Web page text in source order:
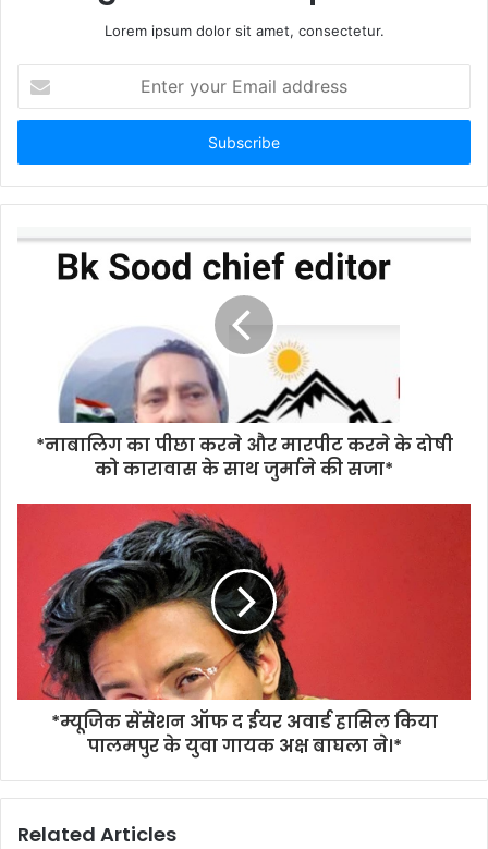
Lorem ipsum dolor sit amet, consectetur.
your
Email
*नाबालिग का पीछा करने और मारपीट करने के दोषी
को कारावास के साथ जुर्माने की सजा*
*म्यूजिक सेंसेशन ऑफ द ईयर अवार्ड हासिल किया
पालमपुर के युवा गायक अक्ष बाघला ने।*
Related Articles